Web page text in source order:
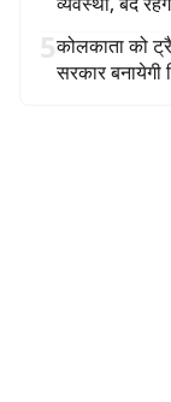
5कोलकाता को
सरकार